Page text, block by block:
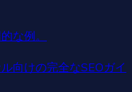
な例。
向けの完全なSEOガイ